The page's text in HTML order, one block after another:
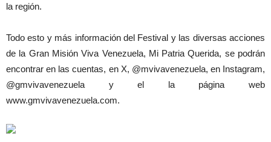
la región.
Todo esto y más información del Festival y las diversas acciones
de la Gran Misión Viva Venezuela, Mi Patria Querida, se podrán
encontrar en las cuentas, en X, @mvivavenezuela, en Instagram,
@gmvivavenezuela y el la página web
www.gmvivavenezuela.com.